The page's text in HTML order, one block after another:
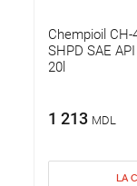
Chempioil
SHPD SAE
20l
1 213 MDL
LA